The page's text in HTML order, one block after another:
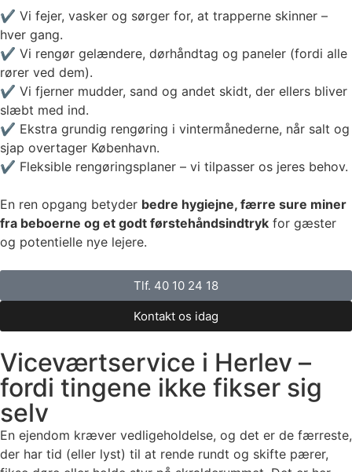
✔️ Vi fejer, vasker og sørger for, at trapperne skinner –
hver gang.
✔️ Vi rengør gelændere, dørhåndtag og paneler (fordi alle
rører ved dem).
✔️ Vi fjerner mudder, sand og andet skidt, der ellers bliver
slæbt med ind.
✔️ Ekstra grundig rengøring i vintermånederne, når salt og
sjap overtager København.
✔️ Fleksible rengøringsplaner – vi tilpasser os jeres behov.
En ren opgang betyder bedre hygiejne, færre sure miner
fra beboerne og et godt førstehåndsindtryk for gæster
og potentielle nye lejere.
Tlf. 40 10 24 18
Kontakt os idag
Viceværtservice i Herlev –
fordi tingene ikke fikser sig
selv
En ejendom kræver vedligeholdelse, og det er de færreste,
der har tid (eller lyst) til at rende rundt og skifte pærer,